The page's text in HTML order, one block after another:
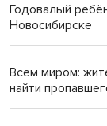
Годовалый
Новосибирске
Всем миром:
найти